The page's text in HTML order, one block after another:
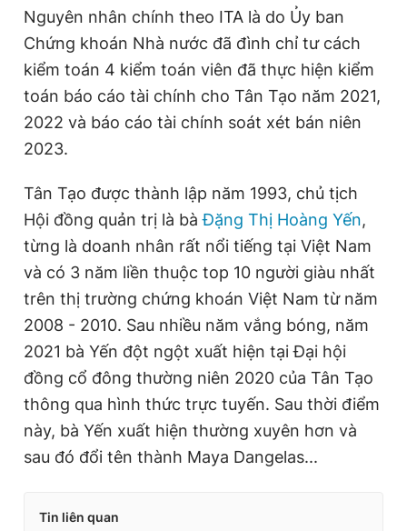
Nguyên nhân chính theo ITA là do Ủy ban
Chứng khoán Nhà nước đã đình chỉ tư cách
kiểm toán 4 kiểm toán viên đã thực hiện kiểm
toán báo cáo tài chính cho Tân Tạo năm 2021,
2022 và báo cáo tài chính soát xét bán niên
2023.
Tân Tạo được thành lập năm 1993, chủ tịch
Hội đồng quản trị là bàĐặng Thị Hoàng Yến,
từng là doanh nhân rất nổi tiếng tại Việt Nam
và có 3 năm liền thuộc top 10 người giàu nhất
trên thị trường chứng khoán Việt Nam từ năm
2008 - 2010. Sau nhiều năm vắng bóng, năm
2021 bà Yến đột ngột xuất hiện tại Đại hội
đồng cổ đông thường niên 2020 của Tân Tạo
thông qua hình thức trực tuyến. Sau thời điểm
này, bà Yến xuất hiện thường xuyên hơn và
sau đó đổi tên thành Maya Dangelas...
Tin liên quan